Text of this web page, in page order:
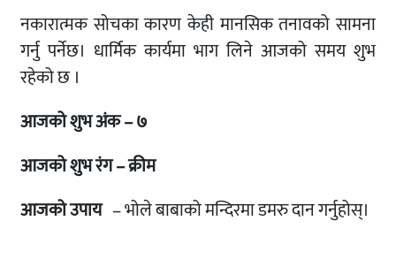
नकारात्मक सोचका कारण केही मानसिक तनावको सामना
गर्नु पर्नेछ। धार्मिक कार्यमा भाग लिने आजको समय शुभ
रहेको छ ।
आजको शुभ अंक – ७
आजको शुभ रंग – क्रीम
आजको उपाय – भोले बाबाको मन्दिरमा डमरु दान गर्नुहोस्।